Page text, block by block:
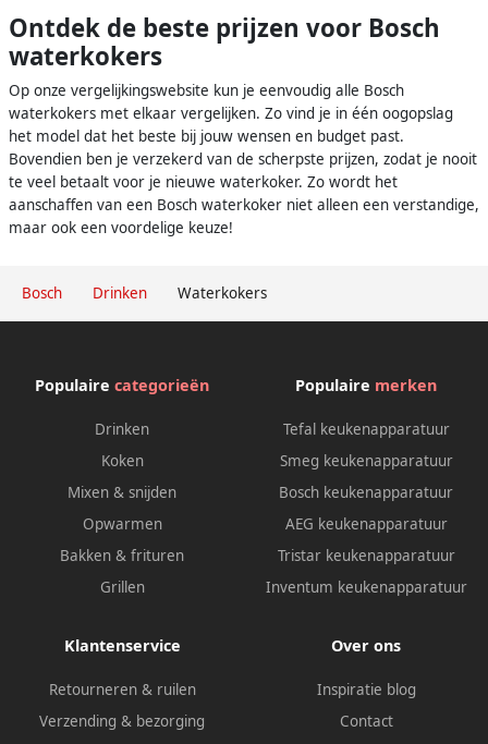
Bosch Drinken Waterkokers
Ontdek de beste prijzen voor Bosch
waterkokers
Op onze vergelijkingswebsite kun je eenvoudig alle Bosch
waterkokers met elkaar vergelijken. Zo vind je in één oogopslag
het model dat het beste bij jouw wensen en budget past.
Bovendien ben je verzekerd van de scherpste prijzen, zodat je nooit
te veel betaalt voor je nieuwe waterkoker. Zo wordt het
aanschaffen van een Bosch waterkoker niet alleen een verstandige,
maar ook een voordelige keuze!
Populaire categorieën
Drinken
Koken
Mixen & snijden
Opwarmen
Bakken & frituren
Grillen
Populaire merken
Tefal keukenapparatuur
Smeg keukenapparatuur
Bosch keukenapparatuur
AEG keukenapparatuur
Tristar keukenapparatuur
Inventum keukenapparatuur
Klantenservice
Retourneren & ruilen
Verzending & bezorging
Over ons
Inspiratie blog
Contact